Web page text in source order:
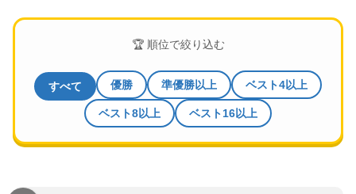
🏆 順位で絞り込む
すべて 優勝 準優勝以上 ベスト4以上
ベスト8以上 ベスト16以上